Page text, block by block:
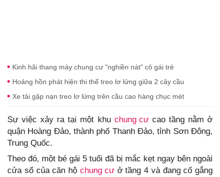
Kinh hãi thang máy chung cư "nghiền nát" cô gái trẻ
Hoảng hồn phát hiện thi thể treo lơ lửng giữa 2 cây cầu
Xe tải gặp nạn treo lơ lửng trên cầu cao hàng chục mét
Sự việc xảy ra tại một khu chung cưcao tầng nằm ở
quận Hoàng Đảo, thành phố Thanh Đảo, tỉnh Sơn Đông,
Trung Quốc.
Theo đó, một bé gái 5 tuổi đã bị mắc kẹt ngay bên ngoài
cửa sổ của căn hộ chung cưở tầng 4 và đang cố gắng